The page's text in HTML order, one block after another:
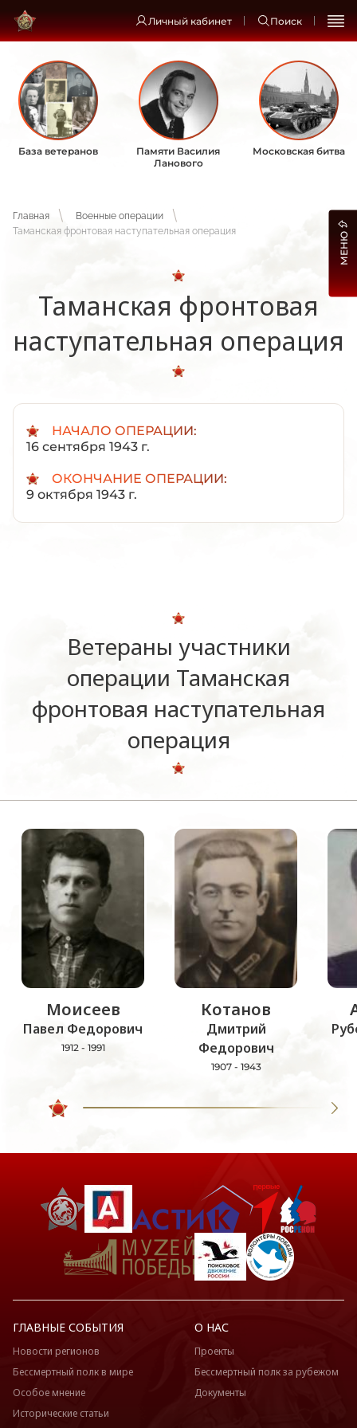
Личный кабинет Поиск
База ветеранов
Памяти Василия
Ланового
Московская битва
Главная
Военные операции
Таманская фронтовая наступательная операция
Таманская фронтовая
наступательная операция
НАЧАЛО ОПЕРАЦИИ:
16 сентября 1943 г.
ОКОНЧАНИЕ ОПЕРАЦИИ:
9 октября 1943 г.
Ветераны участники
операции Таманская
фронтовая наступательная
операция
Моисеев
Павел Федорович
1912 - 1991
Котанов
Дмитрий
Федорович
1907 - 1943
МЕНЮ
ГЛАВНЫЕ СОБЫТИЯ
Новости регионов
Бессмертный полк в мире
Особое мнение
Исторические статьи
О НАС
Проекты
Бессмертный полк за рубежом
Документы